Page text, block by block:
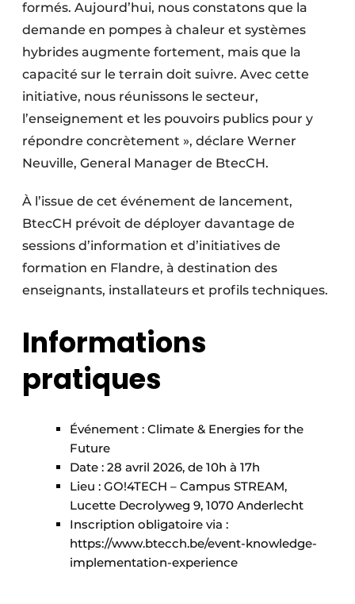
formés. Aujourd’hui, nous constatons que la
demande en pompes à chaleur et systèmes
hybrides augmente fortement, mais que la
capacité sur le terrain doit suivre. Avec cette
initiative, nous réunissons le secteur,
l’enseignement et les pouvoirs publics pour y
répondre concrètement », déclare Werner
Neuville, General Manager de BtecCH.
À l’issue de cet événement de lancement,
BtecCH prévoit de déployer davantage de
sessions d’information et d’initiatives de
formation en Flandre, à destination des
enseignants, installateurs et profils techniques.
Informations
pratiques
Événement : Climate & Energies for the
Future
Date : 28 avril 2026, de 10h à 17h
Lieu : GO!4TECH – Campus STREAM,
Lucette Decrolyweg 9, 1070 Anderlecht
Inscription obligatoire via :
https://www.btecch.be/event-knowledge-
implementation-experience